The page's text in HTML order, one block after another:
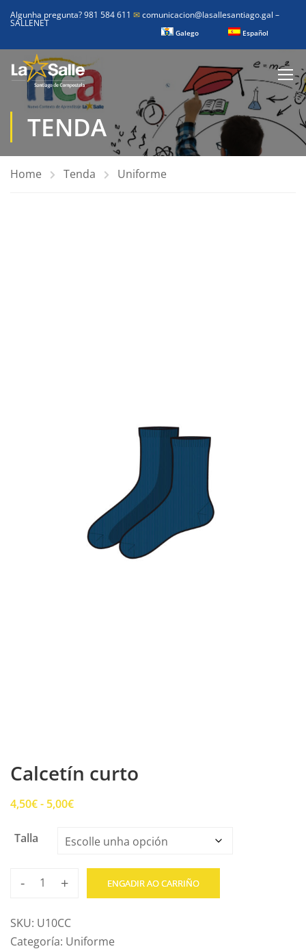
Algunha pregunta? 981 584 611 ✉comunicacion@lasallesantiago.gal –
SALLENET
Galego Español
TENDA
Home Tenda Uniforme
Calcetín curto
4,50€- 5,00€Rango
prezos:
ata
Talla
-
Calcetín
cantidade
+ ENGADIR AO CARRIÑO
SKU: U10CC
Categoría: Uniforme